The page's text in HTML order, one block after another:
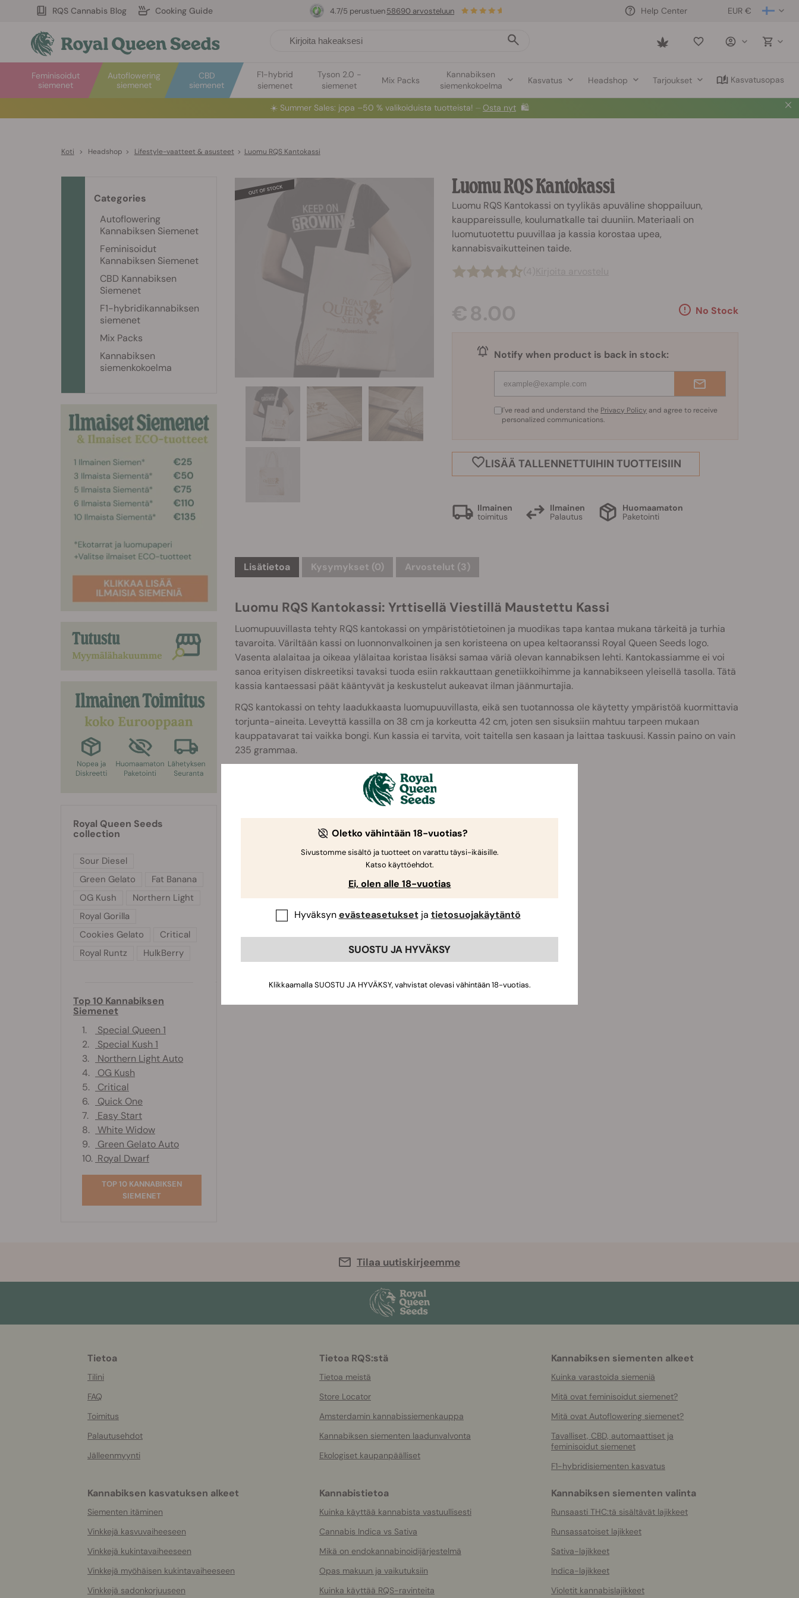
RQS Cannabis Blog Cooking Guide EUR €
Help Center
Saved
Autoflowering
siemenet
Feminisoidut
siemenet
CBD
siemenet
F1-hybrid
siemenet
Tyson 2.0 -
siemenet
Mix Packs
Kannabiksen
siemenkokoelma
Kasvatus Headshop Tarjoukset Kasvatusopas
4.7/5 perustuen58690 arvosteluun
☀️ Summer Sales: jopa –50 % valikoiduista tuotteista! ⏤ Osta nyt 🛍️
Koti > Headshop > Lifestyle-vaatteet & asusteet > Luomu RQS Kantokassi
Luomu RQS Kantokassi
Luomu RQS Kantokassi on tyylikäs apuväline shoppailuun,
kauppareissulle, koulumatkalle tai duuniin. Materiaali on
luomutuotettu puuvillaa ja kassia korostaa upea,
kannabisvaikutteinen taide.
No Stock
Notify when product is back in stock:
I've read and understand the Privacy Policy and agree to receive
personalized communications.
LISÄÄ TALLENNETTUIHIN TUOTTEISIIN
Ilmainen
toimitus
Ilmainen
Palautus
Huomaamaton
Paketointi
Lisätietoa Kysymykset (0) Arvostelut (3)
Luomu RQS Kantokassi: Yrttisellä Viestillä Maustettu Kassi
Luomupuuvillasta tehty RQS kantokassi on ympäristötietoinen ja muodikas tapa kantaa mukana tärkeitä ja turhia
tavaroita. Väriltään kassi on luonnonvalkoinen ja sen koristeena on upea keltaoranssi Royal Queen Seeds logo.
Vasenta alalaitaa ja oikeaa ylälaitaa koristaa lisäksi samaa väriä olevan kannabiksen lehti. Kantokassiamme ei voi
sanoa erityisen diskreetiksi tavaksi tuoda esiin rakkauttaan genetiikkoihimme ja kannabikseen yleisellä tasolla. Tätä
kassia kantaessasi päät kääntyvät ja keskustelut aukeavat ilman jäänmurtajia.
RQS kantokassi on tehty laadukkaasta luomupuuvillasta, eikä sen tuotannossa ole käytetty ympäristöä kuormittavia
torjunta-aineita. Leveyttä kassilla on 38 cm ja korkeutta 42 cm, joten sen sisuksiin mahtuu tarpeen mukaan
kauppatavarat tai vaikka bongi. Kun kassia ei tarvita, voit taitella sen kasaan ja laittaa taskuusi. Kassin paino on vain
235 grammaa.
Categories
Autoflowering
Kannabiksen Siemenet
Feminisoidut
Kannabiksen Siemenet
CBD Kannabiksen
Siemenet
F1-hybridikannabiksen
siemenet
Mix Packs
Kannabiksen
siemenkokoelma
Royal Queen Seeds
collection
Sour Diesel
Green Gelato
Fat Banana
OG Kush
Northern Light
Royal Gorilla
Cookies Gelato
Critical
Royal Runtz
HulkBerry
Top 10 Kannabiksen
Siemenet
1.
Special Queen 1
2.
Special Kush 1
3.
Northern Light Auto
4.
OG Kush
5.
Critical
6.
Quick One
7.
Easy Start
8.
White Widow
9.
Green Gelato Auto
10. Royal Dwarf
TOP 10 KANNABIKSEN
SIEMENET
Tilaa uutiskirjeemme
Tietoa
Tilini
FAQ
Toimitus
Palautusehdot
Jälleenmyynti
Tietoa RQS:stä
Tietoa meistä
Store Locator
Amsterdamin kannabissiemenkauppa
Kannabiksen siementen laadunvalvonta
Ekologiset kaupanpäälliset
Kannabiksen siementen alkeet
Kuinka varastoida siemeniä
Mitä ovat feminisoidut siemenet?
Mitä ovat Autoflowering siemenet?
Tavalliset, CBD, automaattiset ja
feminisoidut siemenet
F1-hybridisiementen kasvatus
Kannabiksen kasvatuksen alkeet
Siementen itäminen
Vinkkejä kasvuvaiheeseen
Vinkkejä kukintavaiheeseen
Vinkkejä myöhäisen kukintavaiheeseen
Vinkkejä sadonkorjuuseen
Kannabistietoa
Kuinka käyttää kannabista vastuullisesti
Cannabis Indica vs Sativa
Mikä on endokannabinoidijärjestelmä
Opas makuun ja vaikutuksiin
Kuinka käyttää RQS-ravinteita
Kannabiksen siementen valinta
Runsaasti THC:tä sisältävät lajikkeet
Runsassatoiset lajikkeet
Sativa-lajikkeet
Indica-lajikkeet
Violetit kannabislajikkeet
Oletko vähintään 18-vuotias?
Sivustomme sisältö ja tuotteet on varattu täysi-ikäisille.
Katso käyttöehdot.
Ei, olen alle 18-vuotias
Hyväksynevästeasetuksetja tietosuojakäytäntö
SUOSTU JA HYVÄKSY
Klikkaamalla SUOSTU JA HYVÄKSY, vahvistat olevasi vähintään 18-vuotias.